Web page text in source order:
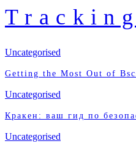
Tracking
Uncategorised
Getting the Most Out of
Uncategorised
Кракен: ваш гид по
Uncategorised